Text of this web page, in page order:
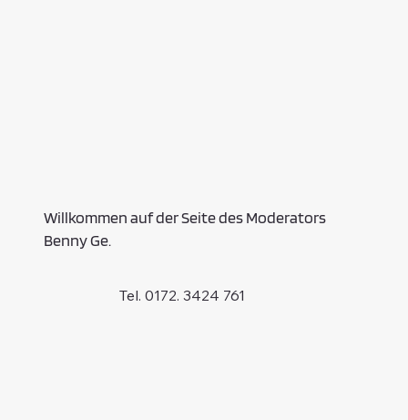
Willkommen auf der Seite des Moderators
Benny Ge.
Tel. 0172. 3424 761